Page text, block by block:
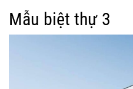
Mẫu biệt thự 3